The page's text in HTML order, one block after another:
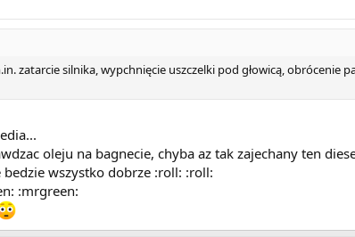
zatarcie silnika, wypchnięcie uszczelki pod głowicą, obrócenie
oleju na bagnecie, chyba az tak zajechany ten
bedzie wszystko dobrze :roll: :roll:
:mrgreen: